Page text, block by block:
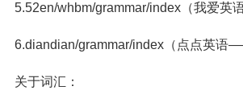
5.52en/whbm/grammar/index（我爱英语
6.diandian/grammar/index（点点英语
关于词汇：